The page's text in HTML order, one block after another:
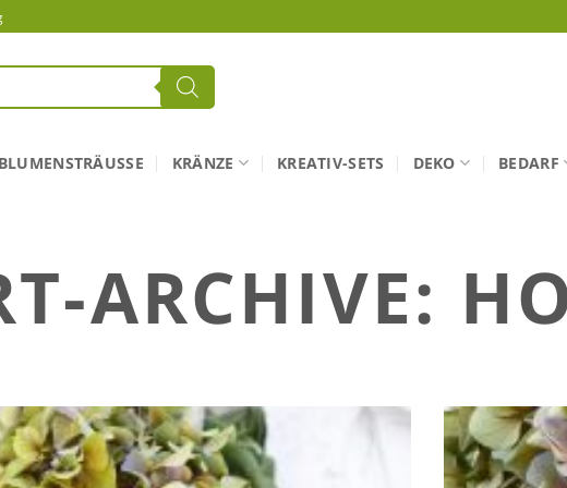
BLUMENSTRÄUSSE KRÄNZE KREATIV-SETS DEKO BEDARF
ARCHIVE: